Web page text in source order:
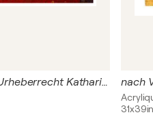
Asylum Seekers II, Urheberrecht Katharina Kretschmer
31x39in